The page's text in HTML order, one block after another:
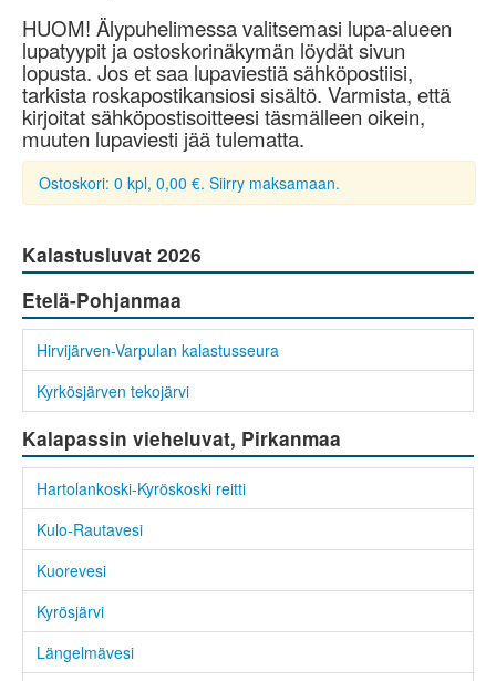
HUOM! Älypuhelimessa valitsemasi lupa-alueen
lupatyypit ja ostoskorinäkymän löydät sivun
lopusta. Jos et saa lupaviestiä sähköpostiisi,
tarkista roskapostikansiosi sisältö. Varmista, että
kirjoitat sähköpostisoitteesi täsmälleen oikein,
muuten lupaviesti jää tulematta.
Ostoskori: 0 kpl, 0,00 €. Siirry maksamaan.
Kalastusluvat 2026
Etelä-Pohjanmaa
Hirvijärven-Varpulan kalastusseura
Kyrkösjärven tekojärvi
Kalapassin vieheluvat, Pirkanmaa
Hartolankoski-Kyröskoski reitti
Kulo-Rautavesi
Kuorevesi
Kyrösjärvi
Längelmävesi